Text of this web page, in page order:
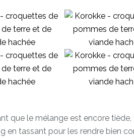
que le mélange est encore
en tassant pour les rendre bien